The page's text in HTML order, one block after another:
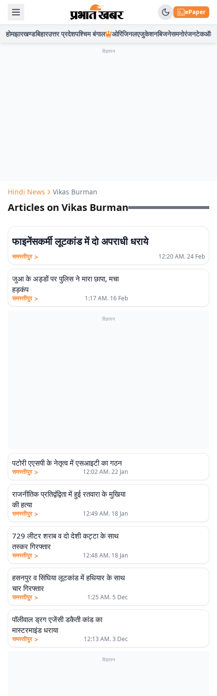
ePaper
होमझारखण्डबिहारउत्तर प्रदेशपश्चिम बंगाल ओरिजिनलएजुकेशनबिजनेसमनोरंजनटेकऑटो
विज्ञापन
Hindi News Vikas Burman
Articles on Vikas Burman
फाइनेंसकर्मी लूटकांड में दो अपराधी धराये
समस्तीपुर > 12:20 AM. 24 Feb
जुआ के अड्डों पर पुलिस ने मारा छापा, मचा
हड़कंप
समस्तीपुर > 1:17 AM. 16 Feb
विज्ञापन
पटोरी एएसपी के नेतृत्व में एसआइटी का गठन
समस्तीपुर > 12:02 AM. 22 Jan
राजनीतिक प्रतिद्वंद्विता में हुई रतवारा के मुखिया
की हत्या
समस्तीपुर > 12:49 AM. 18 Jan
729 लीटर शराब व दो देशी कट्टा के साथ
तस्कर गिरफ्तार
समस्तीपुर > 12:48 AM. 18 Jan
हसनपुर व सिंघिया लूटकांड में हथियार के साथ
चार गिरफ्तार
समस्तीपुर > 1:25 AM. 5 Dec
पॉलीवाल ड्रग एजेंसी डकैती कांड का
मास्टरमाइंड धराया
समस्तीपुर > 12:13 AM. 3 Dec
विज्ञापन